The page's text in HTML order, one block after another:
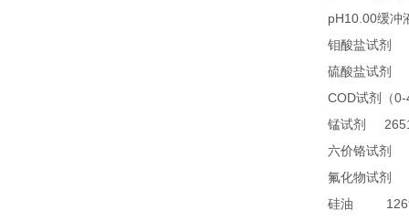
pH10.00缓冲
钼酸盐试剂
硫酸盐试剂
COD试剂（
锰试剂
六价铬试剂
氟化物试剂
硅油